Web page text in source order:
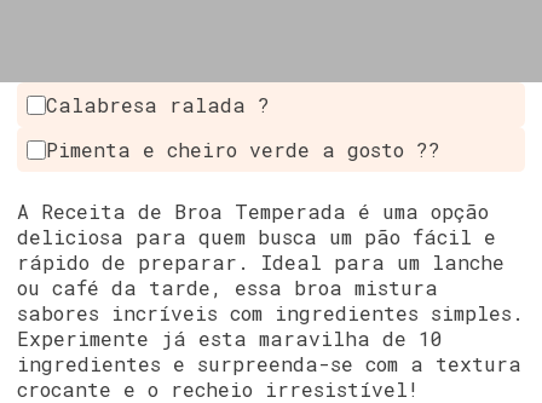
Calabresa ralada ?
Pimenta e cheiro verde a gosto ??
A Receita de Broa Temperada é uma opção
deliciosa para quem busca um pão fácil e
rápido de preparar. Ideal para um lanche
ou café da tarde, essa broa mistura
sabores incríveis com ingredientes simples.
Experimente já esta maravilha de 10
ingredientes e surpreenda-se com a textura
crocante e o recheio irresistível!